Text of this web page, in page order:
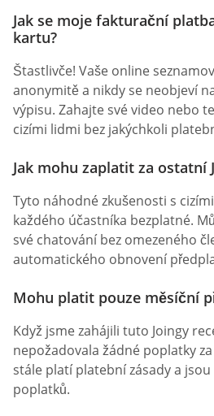
Jak se moje fakturační
kartu?
Štastlivče! Vaše online
anonymitě a nikdy se neobjeví
výpisu. Zahajte své video nebo
cizími lidmi bez jakýchkoli
Jak mohu zaplatit za ostatní
Tyto náhodné zkušenosti s
každého účastníka bezplatné.
své chatování bez omezeného
automatického obnovení
Mohu platit pouze měsíční
Když jsme zahájili tuto Joingy
nepožadovala žádné poplatky
stále platí platební zásady a
poplatků.